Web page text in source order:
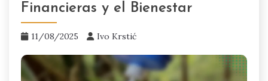
Financieras y el Bienestar
11/08/2025 Ivo Krstić